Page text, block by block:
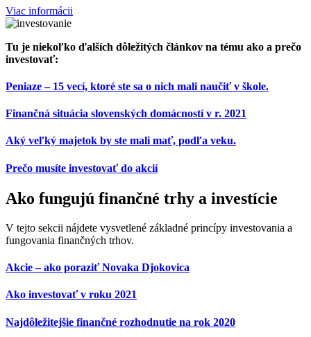
Viac informácii
Tu je niekoľko ďalších dôležitých článkov na tému ako a prečo
investovať:
Peniaze – 15 vecí, ktoré ste sa o nich mali naučiť v škole.
Finančná situácia slovenských domácností v r. 2021
Aký veľký majetok by ste mali mať, podľa veku.
Prečo musíte investovať do akcií
Ako fungujú finančné trhy a investície
V tejto sekcii nájdete vysvetlené základné princípy investovania a
fungovania finančných trhov.
Akcie – ako poraziť Novaka Djokovica
Ako investovať v roku 2021
Najdôležitejšie finančné rozhodnutie na rok 2020